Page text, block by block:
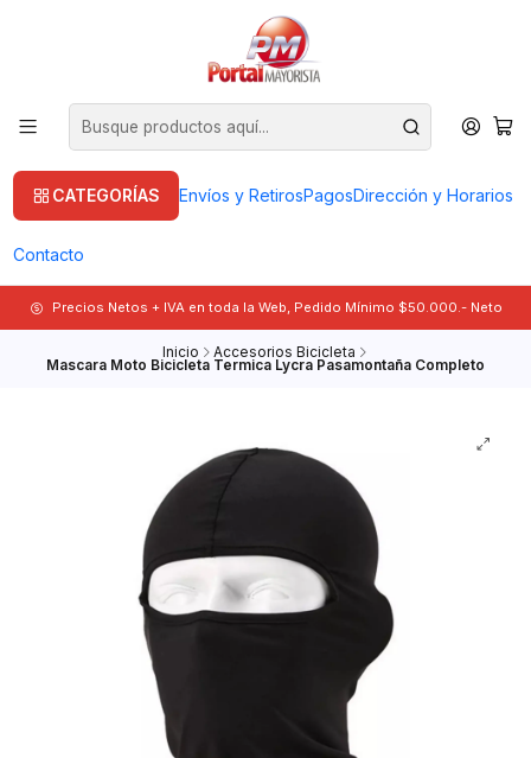
CATEGORÍAS Envíos y RetirosPagosDirección y Horarios
Contacto
Precios Netos + IVA en toda la Web, Pedido Mínimo $50.000.- Neto
Inicio Accesorios Bicicleta
Mascara Moto Bicicleta Termica Lycra Pasamontaña Completo